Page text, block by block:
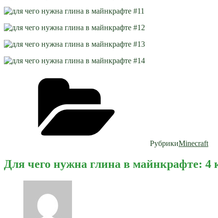
РубрикиMinecraft
Для чего нужна глина в майнкрафте: 4